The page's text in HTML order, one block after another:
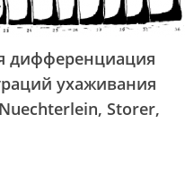
дифференциация
ухаживания
Storer,